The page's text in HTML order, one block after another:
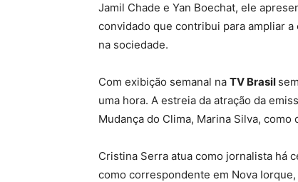
Jamil Chade e Yan Boechat, ele
convidado que contribui para ampliar
na sociedade.
Com exibição semanal na TV Brasil
uma hora. A estreia da atração da
Mudança do Clima, Marina Silva, como
Cristina Serra atua como jornalista há
como correspondente em Nova